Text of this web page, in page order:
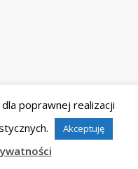
poprawnej realizacji
Akceptuję